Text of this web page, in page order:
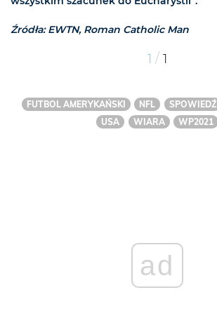
Źródła: EWTN, Roman Catholic Man
1 / 1
FUTBOL AMERYKAŃSKI NFL SPOWIEDŹ
USA
WIARA WP2021
ad